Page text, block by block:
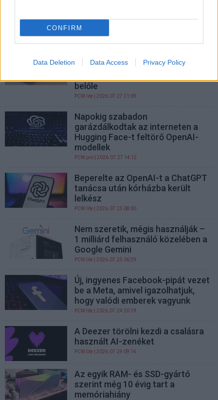
CONFIRM
Data Deletion Data Access Privacy Policy
mesterséges intelligencia téved
kepernyoido.hu| 2026.07.28 06:39
okosszemüvegét, mint hogy
belőle
PCW.lite | 2026.07.27 21:09
Napokig szabadon
garázdálkodtak az interneten a
Hugging Face-t feltörő OpenAI-
modellek
PCW.pro | 2026.07.27 14:12
Beperelte az OpenAI-t a ChatGPT
tanácsa után kórházba került
lelkész
PCW.lite | 2026.07.25 08:00
Nem szeretik, mégis használják –
1 milliárd felhasználó közelében a
Google Gemini
PCW.lite | 2026.07.25 06:29
Új, ingyenes Facebook-pipát vezet
be a Meta, amivel igazolhatjuk,
hogy valódi emberek vagyunk
PCW.lite | 2026.07.24 20:19
A Deezer törölni kezdi a csalásra
használt AI-zenéket
PCW.lite | 2026.07.24 09:14
Az egyik RAM- és SSD-gyártó
szerint még 10 évig tart a
memóriahiány